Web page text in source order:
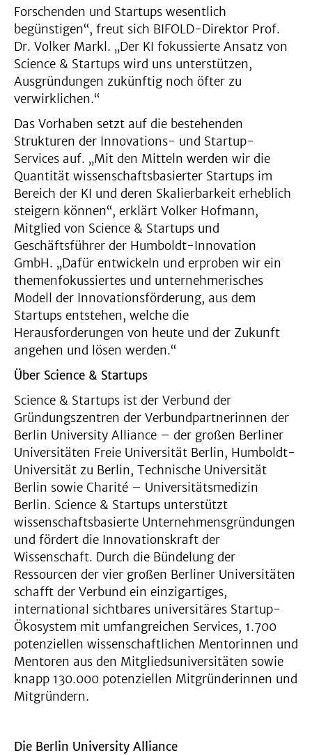
Forschenden und Startups wesentlich
begünstigen“, freut sich BIFOLD-Direktor Prof.
Dr. Volker Markl. „Der KI fokussierte Ansatz von
Science & Startups wird uns unterstützen,
Ausgründungen zukünftig noch öfter zu
verwirklichen.“
Das Vorhaben setzt auf die bestehenden
Strukturen der Innovations- und Startup-
Services auf. „Mit den Mitteln werden wir die
Quantität wissenschaftsbasierter Startups im
Bereich der KI und deren Skalierbarkeit erheblich
steigern können“, erklärt Volker Hofmann,
Mitglied von Science & Startups und
Geschäftsführer der Humboldt-Innovation
GmbH. „Dafür entwickeln und erproben wir ein
themenfokussiertes und unternehmerisches
Modell der Innovationsförderung, aus dem
Startups entstehen, welche die
Herausforderungen von heute und der Zukunft
angehen und lösen werden.“
Über Science & Startups
Science & Startups ist der Verbund der
Gründungszentren der Verbundpartnerinnen der
Berlin University Alliance – der großen Berliner
Universitäten Freie Universität Berlin, Humboldt-
Universität zu Berlin, Technische Universität
Berlin sowie Charité – Universitätsmedizin
Berlin. Science & Startups unterstützt
wissenschaftsbasierte Unternehmensgründungen
und fördert die Innovationskraft der
Wissenschaft. Durch die Bündelung der
Ressourcen der vier großen Berliner Universitäten
schafft der Verbund ein einzigartiges,
international sichtbares universitäres Startup-
Ökosystem mit umfangreichen Services, 1.700
potenziellen wissenschaftlichen Mentorinnen und
Mentoren aus den Mitgliedsuniversitäten sowie
knapp 130.000 potenziellen Mitgründerinnen und
Mitgründern.
Die Berlin University Alliance